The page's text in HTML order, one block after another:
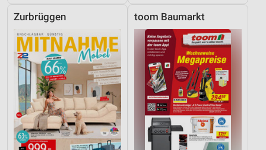
Zurbrüggen toom Baumarkt